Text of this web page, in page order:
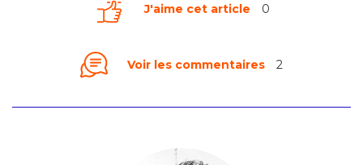
J'aime cet article 0
Voir les commentaires 2